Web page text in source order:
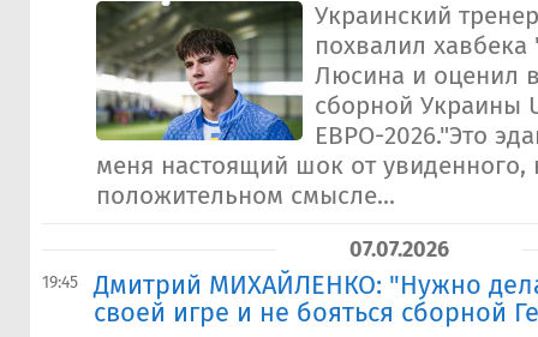
Украинский
похвалил
Люсина и оценил
сборной Украины
ЕВРО-2026."Это
меня настоящий шок от увиденного,
положительном смысле...
07.07.2026
19:45
Дмитрий МИХАЙЛЕНКО: "Нужно
своей игре и не бояться сборной